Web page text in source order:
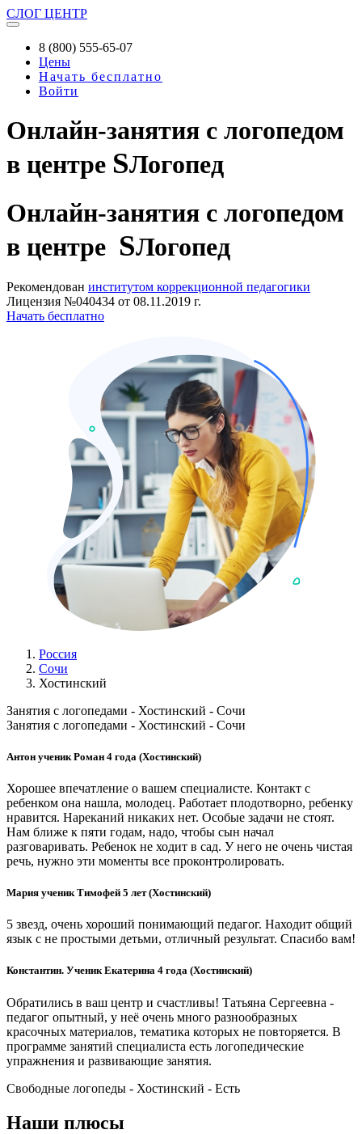
СЛОГ ЦЕНТР
8 (800) 555-65-07
Цены
Начать бесплатно
Войти
Онлайн-занятия с логопедом
в центре SЛогопед
Онлайн-занятия с логопедом
в центре SЛогопед
Рекомендован институтом коррекционной педагогики
Лицензия №040434 от 08.11.2019 г.
Начать бесплатно
Россия
Сочи
Хостинский
Занятия с логопедами - Хостинский - Сочи
Занятия с логопедами - Хостинский - Сочи
Антон ученик Роман 4 года (Хостинский)
Хорошее впечатление о вашем специалисте. Контакт с
ребенком она нашла, молодец. Работает плодотворно, ребенку
нравится. Нареканий никаких нет. Особые задачи не стоят.
Нам ближе к пяти годам, надо, чтобы сын начал
разговаривать. Ребенок не ходит в сад. У него не очень чистая
речь, нужно эти моменты все проконтролировать.
Мария ученик Тимофей 5 лет (Хостинский)
5 звезд, очень хороший понимающий педагог. Находит общий
язык с не простыми детьми, отличный результат. Спасибо вам!
Константин. Ученик Екатерина 4 года (Хостинский)
Обратились в ваш центр и счастливы! Татьяна Сергеевна -
педагог опытный, у неё очень много разнообразных
красочных материалов, тематика которых не повторяется. В
программе занятий специалиста есть логопедические
упражнения и развивающие занятия.
Свободные логопеды - Хостинский - Есть
Наши плюсы